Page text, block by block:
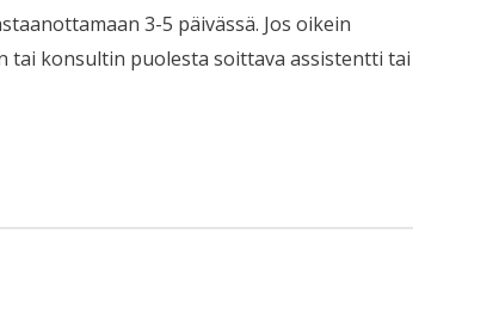
3-5 päivässä. Jos oikein
tai konsultin puolesta soittava assistentti tai